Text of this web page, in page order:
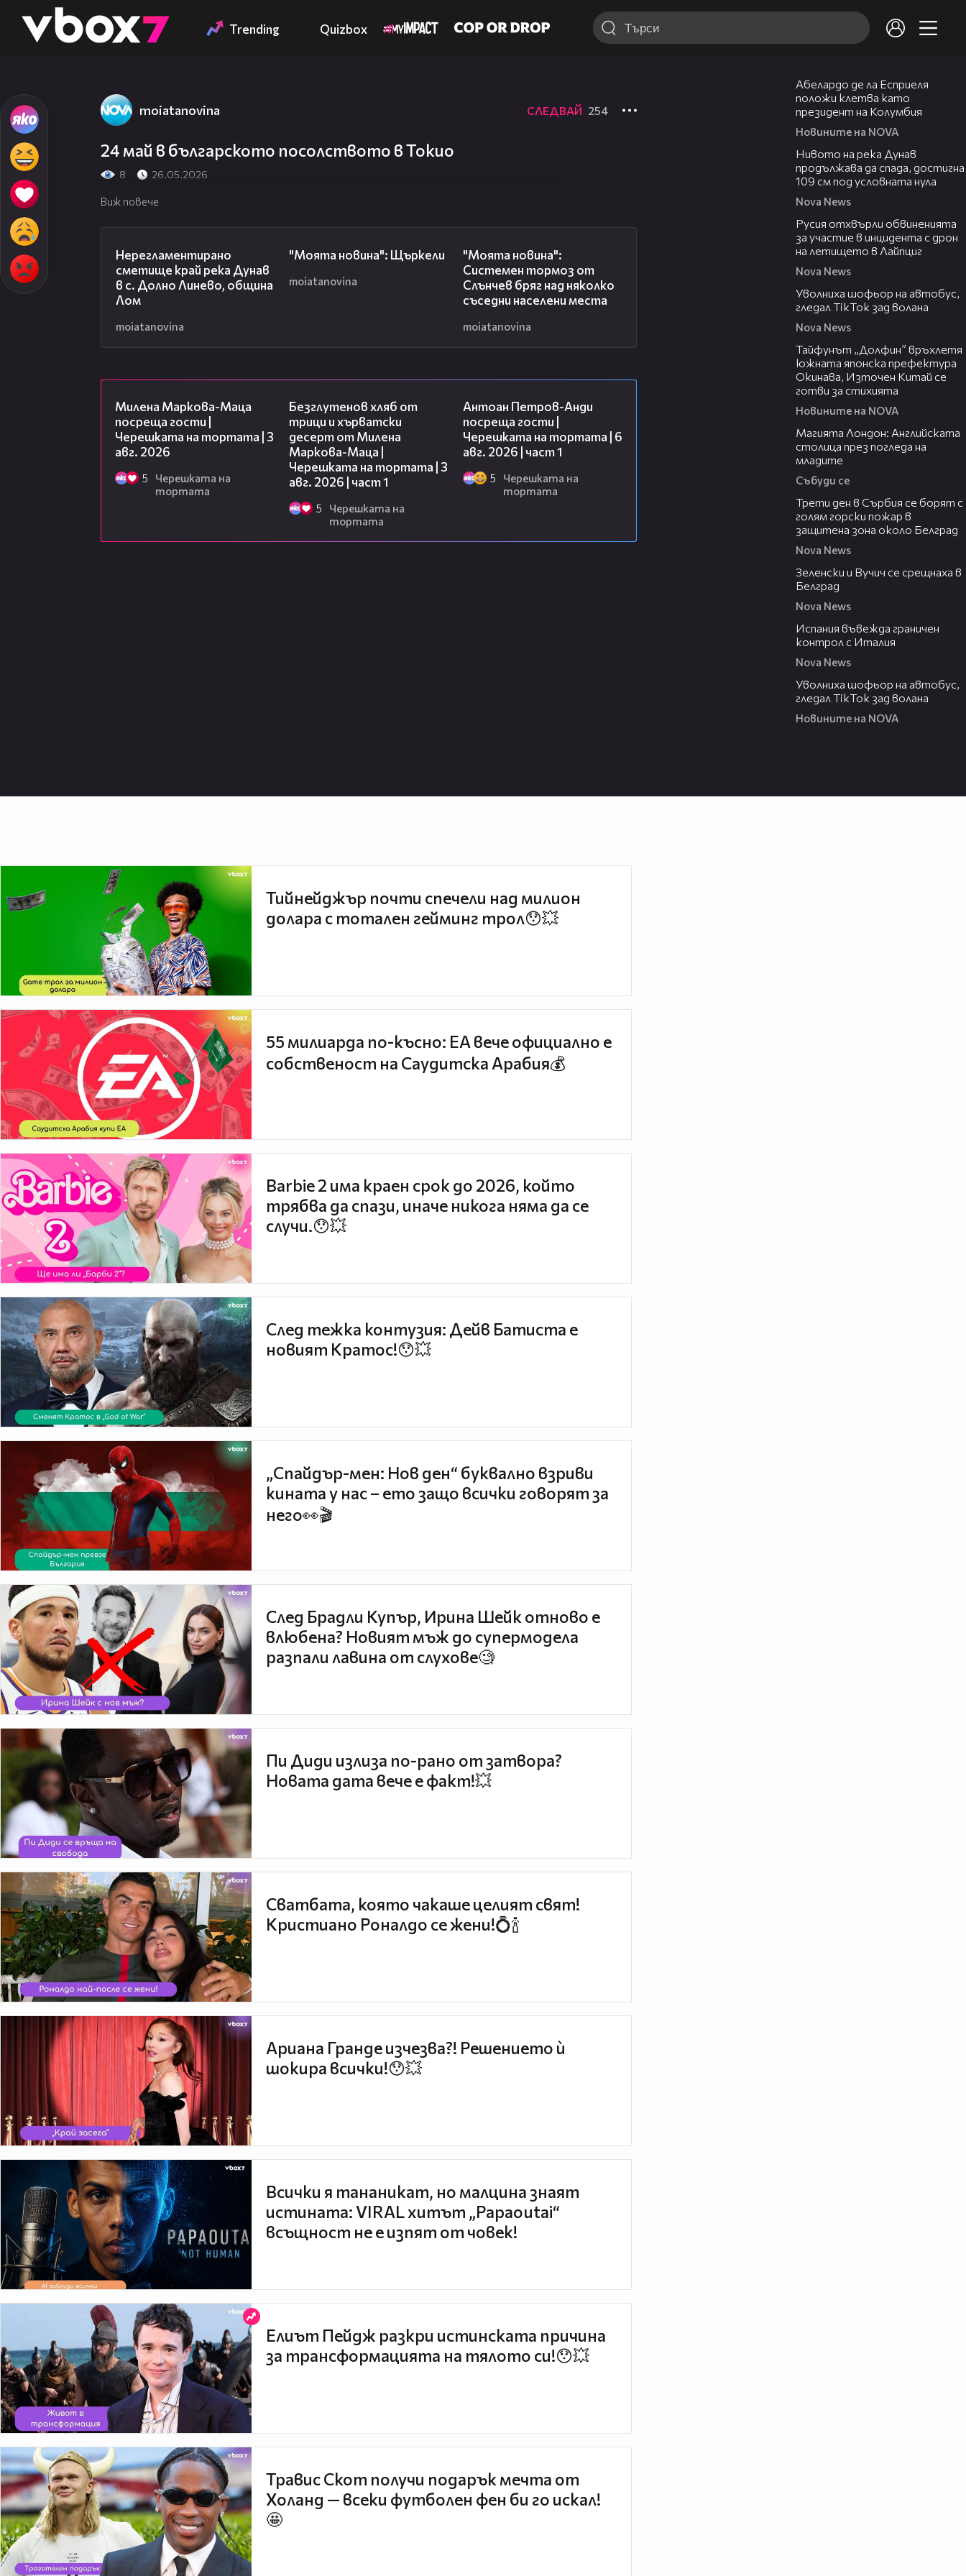
👾 Trending Quizbox
moiatanovina СЛЕДВАЙ 254
24 май в българското посолството в Токио
8 26.05.2026
Виж повече
Нерегламентирано
сметище край река Дунав
в с. Долно Линево, община
Лом
moiatanovina
"Моята новина": Щъркели
moiatanovina
"Моята новина":
Системен тормоз от
Слънчев бряг над няколко
съседни населени места
moiatanovina
Милена Маркова-Маца
посреща гости |
Черешката на тортата | 3
авг. 2026
5
Черешката на
тортата
Безглутенов хляб от
трици и хърватски
десерт от Милена
Маркова-Маца |
Черешката на тортата | 3
авг. 2026 | част 1
5
Черешката на
тортата
Антоан Петров-Анди
посреща гости |
Черешката на тортата | 6
авг. 2026 | част 1
5
Черешката на
тортата
Абелардо де ла Есприеля
положи клетва като
президент на Колумбия
Новините на NOVA
Нивото на река Дунав
продължава да спада, достигна
109 см под условната нула
Nova News
Русия отхвърли обвиненията
за участие в инцидента с дрон
на летището в Лайпциг
Nova News
Уволниха шофьор на автобус,
гледал TikTok зад волана
Nova News
Тайфунът „Долфин” връхлетя
южната японска префектура
Окинава, Източен Китай се
готви за стихията
Новините на NOVA
Магията Лондон: Английската
столица през погледа на
младите
Събуди се
Трети ден в Сърбия се борят с
голям горски пожар в
защитена зона около Белград
Nova News
Зеленски и Вучич се срещнаха в
Белград
Nova News
Испания въвежда граничен
контрол с Италия
Nova News
Уволниха шофьор на автобус,
гледал TikTok зад волана
Новините на NOVA
Тийнейджър почти спечели над милион
долара с тотален гейминг трол😯💥
55 милиарда по-късно: EA вече официално е
собственост на Саудитска Арабия💰
Barbie 2 има краен срок до 2026, който
трябва да спази, иначе никога няма да се
случи.😯💥
След тежка контузия: Дейв Батиста е
новият Кратос!😯💥
„Спайдър-мен: Нов ден“ буквално взриви
кината у нас – ето защо всички говорят за
него👀🎬
След Брадли Купър, Ирина Шейк отново е
влюбена? Новият мъж до супермодела
разпали лавина от слухове🧐
Пи Диди излиза по-рано от затвора?
Новата дата вече е факт!💥
Сватбата, която чакаше целият свят!
Кристиано Роналдо се жени!💍🍾
Ариана Гранде изчезва?! Решението ѝ
шокира всички!😯💥
Всички я тананикат, но малцина знаят
истината: VIRAL хитът „Papaoutai“
всъщност не е изпят от човек!
Елиът Пейдж разкри истинската причина
за трансформацията на тялото си!😯💥
Травис Скот получи подарък мечта от
Холанд — всеки футболен фен би го искал!
🤩